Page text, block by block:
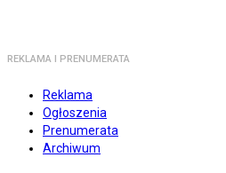
REKLAMA I PRENUMERATA
Reklama
Ogłoszenia
Prenumerata
Archiwum